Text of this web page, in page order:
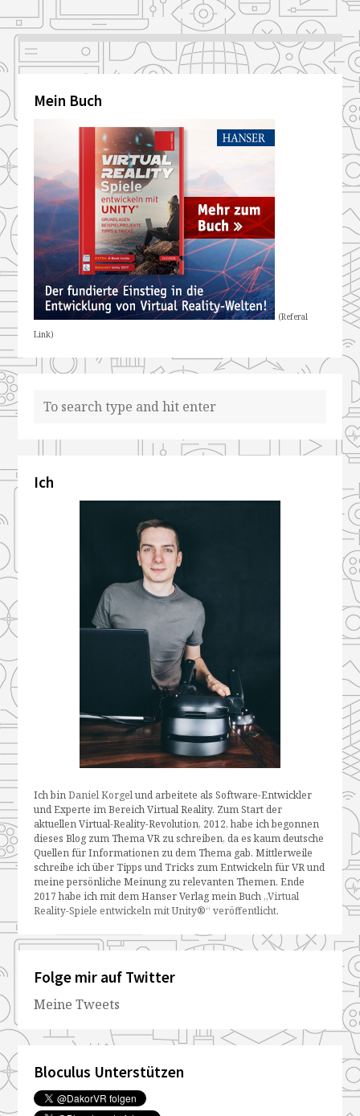
Mein Buch
(Referal
Link)
Ich
Ich binDaniel Korgelund arbeitete als Software-Entwickler
und Experte im Bereich Virtual Reality. Zum Start der
aktuellen Virtual-Reality-Revolution, 2012, habe ich begonnen
dieses Blog zum Thema VR zu schreiben, da es kaum deutsche
Quellen für Informationen zu dem Thema gab. Mittlerweile
schreibe ich über Tipps und Tricks zum Entwickeln für VR und
meine persönliche Meinung zu relevanten Themen. Ende
2017 habe ich mit dem Hanser Verlag mein Buch „Virtual
Reality-Spiele entwickeln mit Unity®“ veröffentlicht.
Folge mir auf Twitter
Meine Tweets
Bloculus Unterstützen